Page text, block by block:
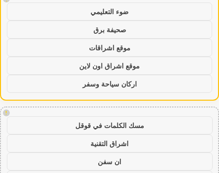
ضوء التعليمي
صحيفة برق
موقع اشراقات
موقع اشراق اون لاين
اركان سياحة وسفر
!
مسك الكلمات في قوقل
اشراق التقنية
ان سفن